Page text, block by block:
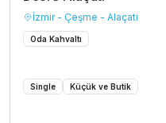
İzmir - Çeşme - Alaçatı
Oda Kahvaltı
Single Küçük ve Butik